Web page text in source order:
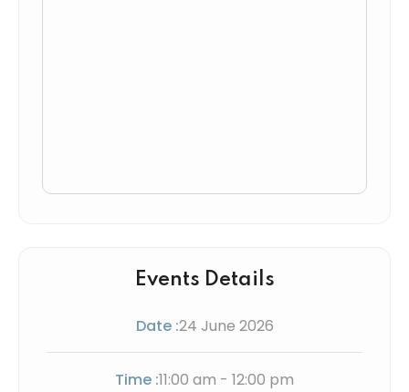
Events Details
Date :24 June 2026
Time :11:00 am - 12:00 pm